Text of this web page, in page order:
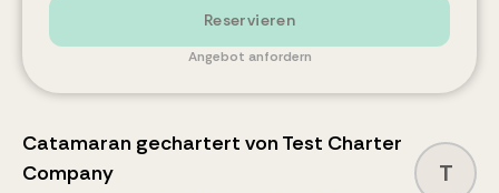
Reservieren
Angebot anfordern
Catamaran gechartert von Test Charter
Company
T